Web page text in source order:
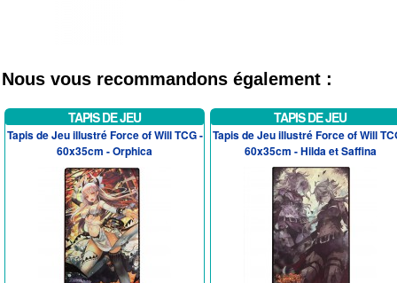
Nous vous recommandons également :
TAPIS DE JEU
Tapis de Jeu illustré Force of Will TCG -
60x35cm - Orphica
TAPIS DE JEU
Tapis de Jeu illustré Force of Will
60x35cm - Hilda et Saffina